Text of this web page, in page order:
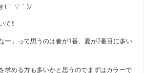
( ´ ▽ ` )ﾉ
て‼
ー」って思うのは春が1番、夏が2番目に多い
求める方も多いかと思うのでまずはカラーで